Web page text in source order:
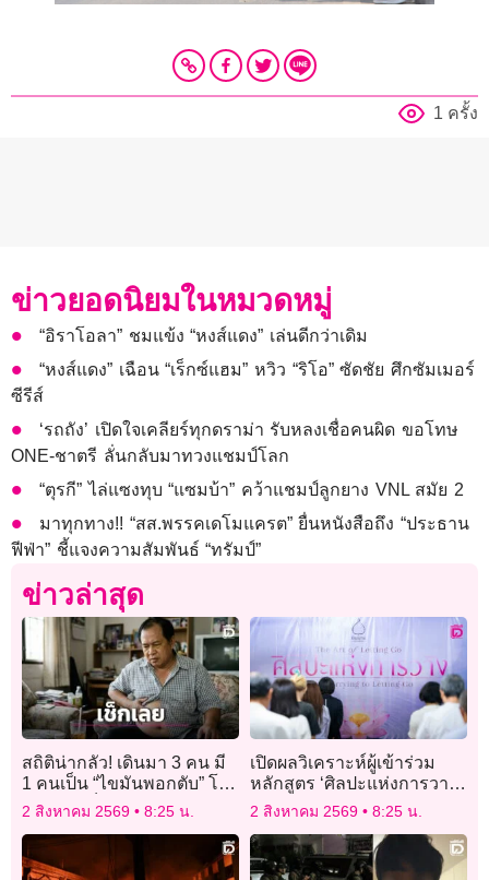
1 ครั้ง
ข่าวยอดนิยมในหมวดหมู่
“อิราโอลา” ชมแข้ง “หงส์แดง” เล่นดีกว่าเดิม
“หงส์แดง” เฉือน “เร็กซ์แฮม” หวิว “ริโอ” ซัดชัย ศึกซัมเมอร์
ซีรีส์
‘รถถัง’ เปิดใจเคลียร์ทุกดราม่า รับหลงเชื่อคนผิด ขอโทษ
ONE-ชาตรี ลั่นกลับมาทวงแชมป์โลก
“ตุรกี” ไล่แซงทุบ “แซมบ้า” คว้าแชมป์ลูกยาง VNL สมัย 2
มาทุกทาง!! “สส.พรรคเดโมแครต” ยื่นหนังสือถึง “ประธาน
ฟีฟ่า” ชี้แจงความสัมพันธ์ “ทรัมป์”
ข่าวล่าสุด
สถิติน่ากลัว! เดินมา 3 คน มี
1 คนเป็น “ไขมันพอกตับ” โดย
ไม่รู้ตัว! เช็ก 10 สัญญาณ
2 สิงหาคม 2569 8:25 น.
เปิดผลวิเคราะห์ผู้เข้าร่วม
หลักสูตร ‘ศิลปะแห่งการวาง’
ยืนยัน ‘ปฏิบัติธรรม’ ลด
2 สิงหาคม 2569 8:25 น.